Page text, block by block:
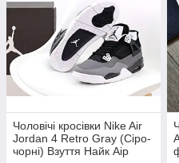
Чоловічі кросівки Nike Air
Jordan 4 Retro Gray (Cіро-
чорні) Взуття Найк Аір